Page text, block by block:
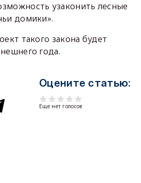
узаконить лесные
домики».
такого закона будет
года.
Оцените статью:
Еще нет голосов